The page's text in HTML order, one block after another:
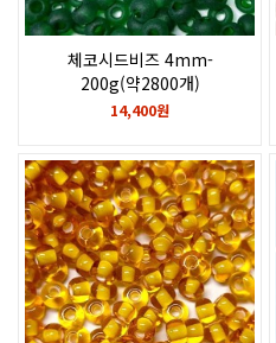
체코시드비즈 4mm-
200g(약2800개)
Transp green matte
14,400원